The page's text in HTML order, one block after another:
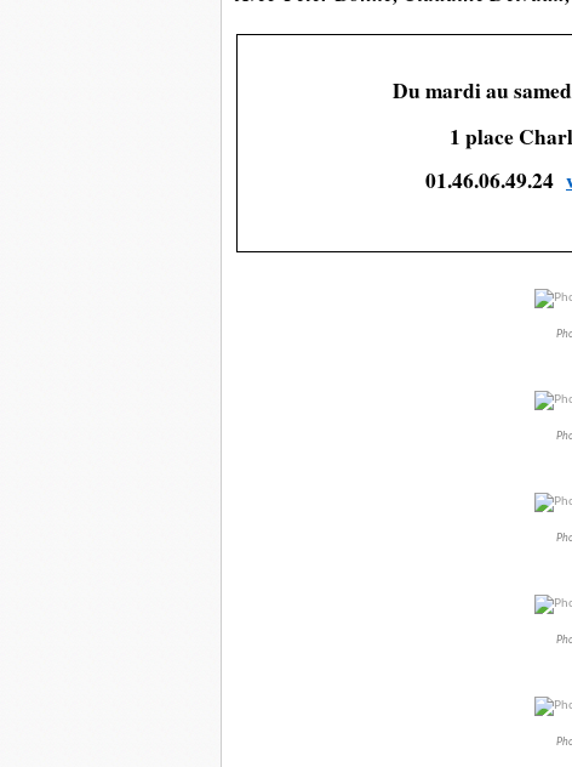
Du mardi au
1 place
01.46.06.49.24